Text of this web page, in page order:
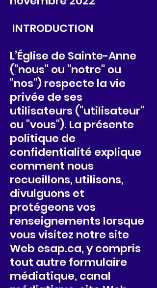
INTRODUCTION
L’Église de Sainte-Anne
("nous" ou "notre" ou
"nos") respecte la vie
privée de ses
utilisateurs ("utilisateur"
ou "vous"). La présente
politique de
confidentialité explique
comment nous
recueillons, utilisons,
divulguons et
protégeons vos
renseignements lorsque
vous visitez notre site
Web esap.ca, y compris
tout autre formulaire
médiatique, canal